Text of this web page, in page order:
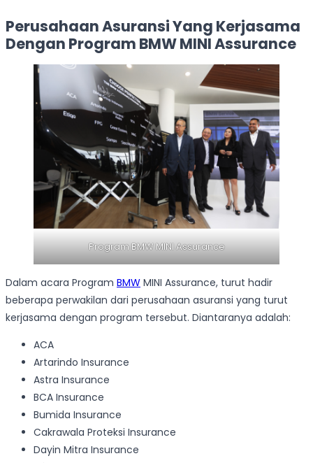
Perusahaan Asuransi Yang Kerjasama
Dengan Program BMW MINI Assurance
Program BMW MINI Assurance
Dalam acara Program BMW MINI Assurance, turut hadir
beberapa perwakilan dari perusahaan asuransi yang turut
kerjasama dengan program tersebut. Diantaranya adalah:
ACA
Artarindo Insurance
Astra Insurance
BCA Insurance
Bumida Insurance
Cakrawala Proteksi Insurance
Dayin Mitra Insurance